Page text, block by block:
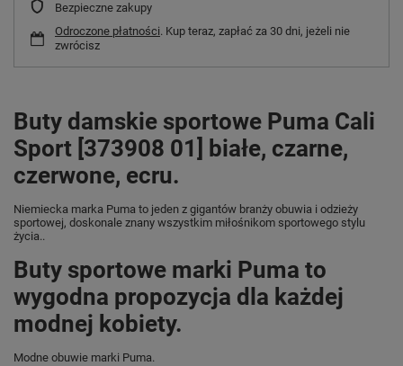
Bezpieczne zakupy
Odroczone płatności. Kup teraz, zapłać za 30 dni, jeżeli nie
zwrócisz
Buty damskie sportowe Puma Cali
Sport [373908 01] białe, czarne,
czerwone, ecru.
Niemiecka marka Puma to jeden z gigantów branży obuwia i odzieży
sportowej, doskonale znany wszystkim miłośnikom sportowego stylu
życia..
Buty sportowe marki Puma to
wygodna propozycja dla każdej
modnej kobiety.
Modne obuwie marki Puma.